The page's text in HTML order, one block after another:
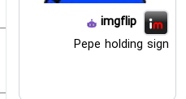
imgflip
Pepe holding sign